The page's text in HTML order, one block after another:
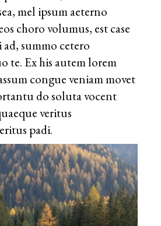
mel ipsum aeterno
choro volumus, est case
summo cetero
te. Ex his autem lorem
congue veniam movet
do soluta vocent
veritus
padi.